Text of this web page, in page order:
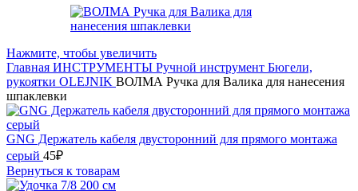
Нажмите, чтобы увеличить
Главная ИНСТРУМЕНТЫ Ручной инструмент Бюгели,
рукоятки OLEJNIK ВОЛМА Ручка для Валика для нанесения
шпаклевки
GNG Держатель кабеля двусторонний для прямого монтажа
серый 45₽
Вернуться к товарам